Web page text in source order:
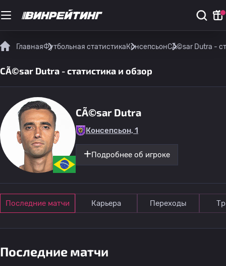
ГлавнаяФутбольная статистикаКонсепсьонCÃ©sar Dutra -
CÃ©sar Dutra - статистика и обзор
CÃ©sar Dutra
Консепсьон, 1
Подробнее об игроке
Последние матчи Карьера Переходы
Последние матчи